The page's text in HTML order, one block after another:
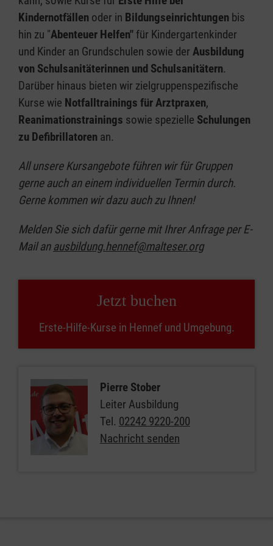
Kindernotfällen oder in Bildungseinrichtungen bis
hin zu "Abenteuer Helfen" für Kindergartenkinder
und Kinder an Grundschulen sowie der Ausbildung
von Schulsanitäterinnen und Schulsanitätern.
Darüber hinaus bieten wir zielgruppenspezifische
Kurse wie Notfalltrainings für Arztpraxen,
Reanimationstrainings sowie spezielle Schulungen
zu Defibrillatoren an.
All unsere Kursangebote führen wir für Gruppen
gerne auch an einem individuellen Termin durch.
Gerne kommen wir dazu auch zu Ihnen!
Melden Sie sich dafür gerne mit Ihrer Anfrage per E-
Mail an ausbildung.hennef@malteser.org
Jetzt buchen
Erste-Hilfe-Kurse in Hennef und Umgebung.
Pierre Stober
Leiter Ausbildung
Tel. 02242 9220-200
Nachricht senden